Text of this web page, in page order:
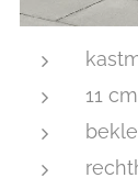
11